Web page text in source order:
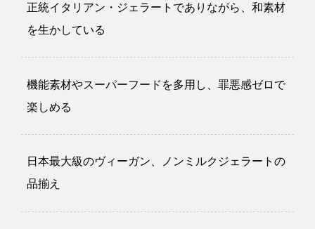
正統イタリアン・ジェラートでありながら、和素材
を生かしている
機能素材やスーパーフードを多用し、罪悪感ゼロで
楽しめる
日本最大級のヴィーガン、ノンミルクジェラートの
品揃え